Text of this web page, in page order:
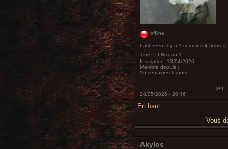
offline
Last seen: il y a 1 semaine 4 heures
Titre: PJ Niveau 1
Inscription: 13/04/2026
Membre depuis :
16 semaines 2 jours
jeu,
28/05/2026 - 20:46
En haut
Vous
Akylos